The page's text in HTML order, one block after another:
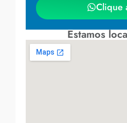
Clique
Estamos